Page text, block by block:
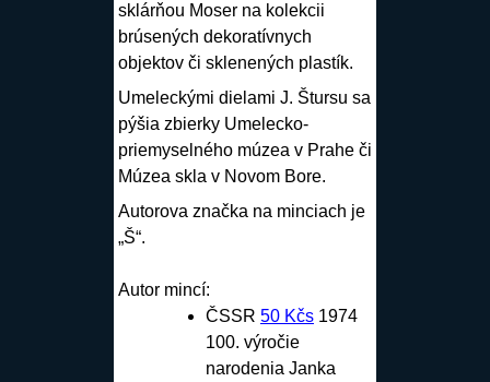
sklárňou Moser na kolekcii
brúsených dekoratívnych
objektov či sklenených plastík.
Umeleckými dielami J. Štursu sa
pýšia zbierky Umelecko-
priemyselného múzea v Prahe či
Múzea skla v Novom Bore.
Autorova značka na minciach je
„Š“.
Autor mincí:
ČSSR 50 Kčs1974
100. výročie
narodenia Janka